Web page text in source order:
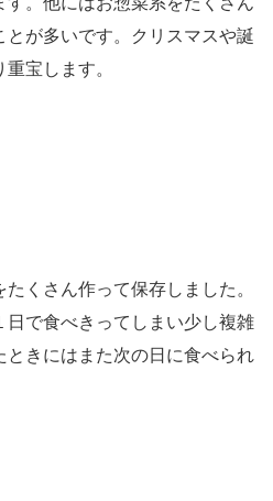
が多いです。クリスマスや誕
宝します。
くさん作って保存しました。
で食べきってしまい少し複雑
ときにはまた次の日に食べられ